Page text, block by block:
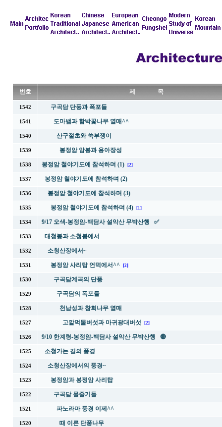
번호 제 목
1542 구곡담 단풍과 폭포들
1541 도마뱀과 함박꽃나무 열매^^
1540 산구절초와 쑥부쟁이
1539 봉정암 암봉과 용아장성
1538 봉정암 철야기도에 참석하며 (1) [2]
1537 봉정암 철야기도에 참석하며 (2)
1536 봉정암 철야기도에 참석하며 (3)
1535 봉정암 철야기도에 참석하며 (4) [1]
1534 9/17 오색-봉정암-백담사 설악산 무박산행 ✅
1533 대청봉과 소청봉에서
1532 소청산장에서~
1531 봉정암 사리탑 언덕에서^^ [2]
1530 구곡담계곡의 단풍
1529 구곡담의 폭포들
1528 천남성과 참회나무 열매
1527 고깔먹물버섯과 마귀광대버섯 [2]
1526 9/10 한계령-봉정암-백담사 설악산 무박산행 🔴
1525 소청가는 길의 풍경
1524 소청산장에서의 풍경~
1523 봉정암과 봉정암 사리탑
1522 구곡담 물줄기들
1521 파노라마 풍경 이제^^
1520 때 이른 단풍나무